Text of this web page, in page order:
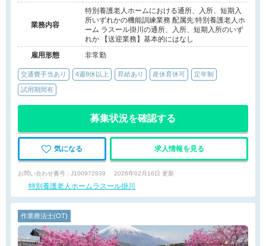
業務内容
特別養護老人ホームにおける通所、入所、短期入
所いずれかの機能訓練業務 配属先:特別養護老人ホ
ーム ラスール掛川の通所、入所、短期入所のいず
れか 【送迎業務】基本的にはなし
雇用形態
非常勤
交通費手当あり 4週8休以上 昇給あり 産休育休可 定年制
試用期間有
募集状況を確認する
気になる 求人情報を見る
お問い合わせ番号 : J100972939 2026年02月16日 更新
特別養護老人ホームラスール掛川
作業療法士(OT)